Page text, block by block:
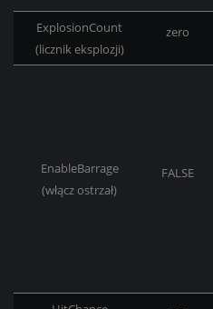
ExplosionCount
(licznik eksplozji)
zero
EnableBarrage
(włącz ostrzał)
FALSE